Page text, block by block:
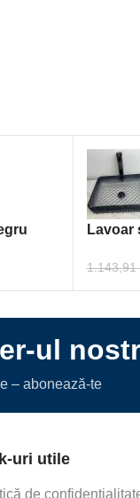
Lavoar
1.143,91
ul
– abonează-te
uri utile
de